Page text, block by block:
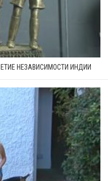
НЕЗАВИСИМОСТИ ИНДИИ